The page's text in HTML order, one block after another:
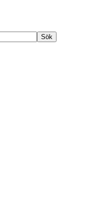
Sök